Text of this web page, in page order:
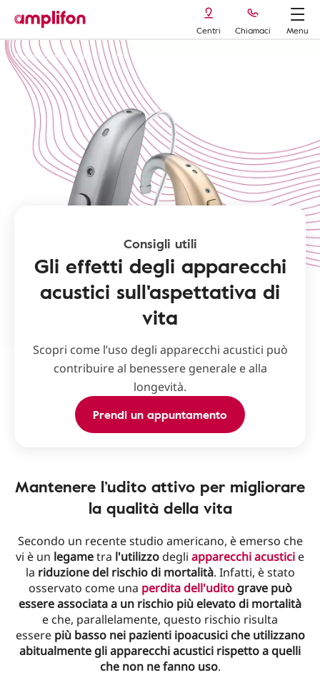
Centri Chiamaci
Menu
Apparecchi acustici
Vita con apparecchi
Consigli utili
Gli effetti degli apparecchi
acustici sull'aspettativa di
vita
Scopri come l’uso degli apparecchi acustici può
contribuire al benessere generale e alla
longevità.
Prendi un appuntamento
Mantenere l’udito attivo per migliorare
la qualità della vita
Secondo un recente studio americano, è emerso che
vi è un legametra l'utilizzodegli apparecchi acustici e
la riduzione del rischio di mortalità. Infatti, è stato
osservato come una perdita dell'udito grave può
essere associata a un rischio più elevato di mortalità
e che, parallelamente, questo rischio risulta
essere più basso nei pazienti ipoacusici che utilizzano
abitualmente gli apparecchi acustici rispetto a quelli
che non ne fanno uso.